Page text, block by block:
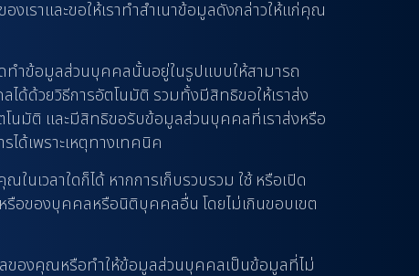
ราและขอให้เราทำสำเนาข้อมูลดังกล่าวให้แก่คุณ
ำข้อมูลส่วนบุคคลนั้นอยู่ในรูปแบบให้สามารถ
ด้ด้วยวิธีการอัตโนมัติ รวมทั้งมีสิทธิขอให้เราส่ง
นมัติ และมีสิทธิขอรับข้อมูลส่วนบุคคลที่เราส่งหรือ
ด้เพราะเหตุทางเทคนิค
เวลาใดก็ได้ หากการเก็บรวบรวม ใช้ หรือเปิด
รือของบุคคลหรือนิติบุคคลอื่น โดยไม่เกินขอบเขต
องคุณหรือทำให้ข้อมูลส่วนบุคคลเป็นข้อมูลที่ไม่